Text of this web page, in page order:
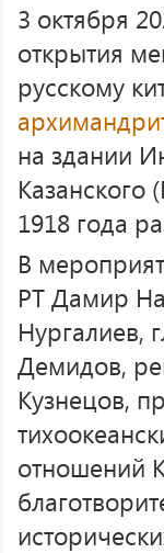
3 октября
открытия
русскому
на здании
Казанского
1918 года
В
РТ Дамир
Нургалиев,
Демидов,
Кузнецов,
отношений